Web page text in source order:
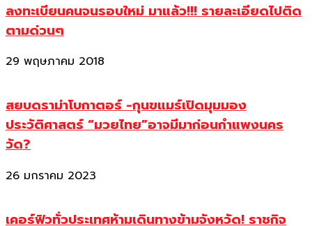
ลงทะเบียนคนจนรอบใหม่ มาแล้ว!!! รายละเอียดไปติด
ตามด่วนๆ
29 พฤษภาคม 2018
สยบดราม่าโบกาตอร์ -กุนขแมร์เปิดมุมมอง
ประวัติศาสตร์ “มวยไทย”อาจมีมาก่อนกำแพงนคร
วัด?
26 มกราคม 2023
เคอร์ฟิวทั่วประเทศห้ามเดินทางข้ามจังหวัด! ราชกิจ